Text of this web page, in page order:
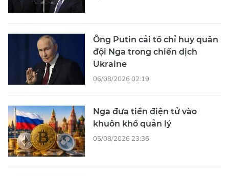
Ông Putin cải tổ chỉ huy quân
đội Nga trong chiến dịch
Ukraine
06/08/2026 02:19
Nga đưa tiền điện tử vào
khuôn khổ quản lý
05/08/2026 23:36